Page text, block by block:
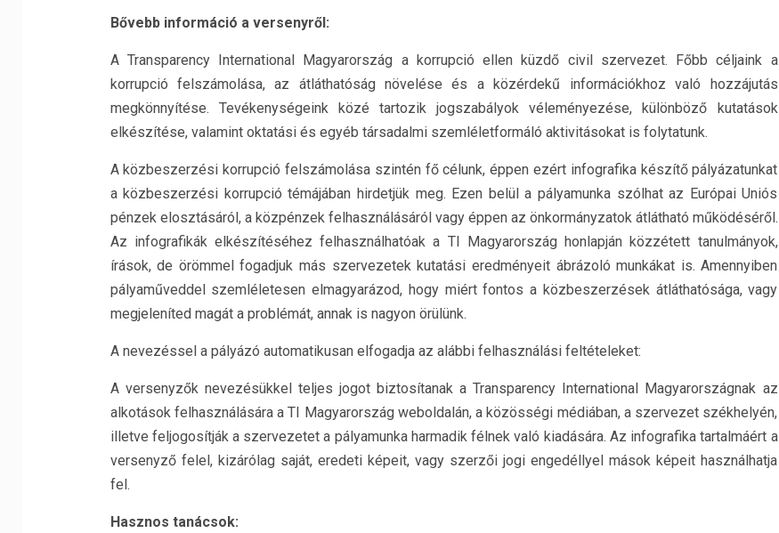
Bővebb információ a versenyről:
A Transparency International Magyarország a korrupció ellen küzdő civil szervezet. Főbb céljaink a
korrupció felszámolása, az átláthatóság növelése és a közérdekű információkhoz való hozzájutás
megkönnyítése. Tevékenységeink közé tartozik jogszabályok véleményezése, különböző kutatások
elkészítése, valamint oktatási és egyéb társadalmi szemléletformáló aktivitásokat is folytatunk.
A közbeszerzési korrupció felszámolása szintén fő célunk, éppen ezért infografika készítő pályázatunkat
a közbeszerzési korrupció témájában hirdetjük meg. Ezen belül a pályamunka szólhat az Európai Uniós
pénzek elosztásáról, a közpénzek felhasználásáról vagy éppen az önkormányzatok átlátható működéséről.
Az infografikák elkészítéséhez felhasználhatóak a TI Magyarország honlapján közzétett tanulmányok,
írások, de örömmel fogadjuk más szervezetek kutatási eredményeit ábrázoló munkákat is. Amennyiben
pályaműveddel szemléletesen elmagyarázod, hogy miért fontos a közbeszerzések átláthatósága, vagy
megjeleníted magát a problémát, annak is nagyon örülünk.
A nevezéssel a pályázó automatikusan elfogadja az alábbi felhasználási feltételeket:
A versenyzők nevezésükkel teljes jogot biztosítanak a Transparency International Magyarországnak az
alkotások felhasználására a TI Magyarország weboldalán, a közösségi médiában, a szervezet székhelyén,
illetve feljogosítják a szervezetet a pályamunka harmadik félnek való kiadására. Az infografika tartalmáért a
versenyző felel, kizárólag saját, eredeti képeit, vagy szerzői jogi engedéllyel mások képeit használhatja
fel.
Hasznos tanácsok: